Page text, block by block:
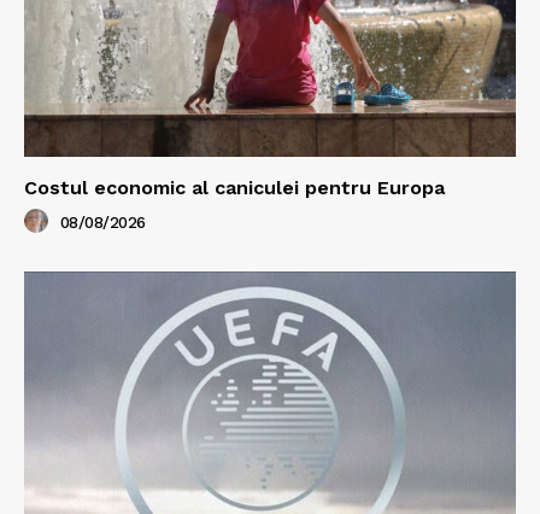
Costul economic al caniculei pentru Europa
08/08/2026